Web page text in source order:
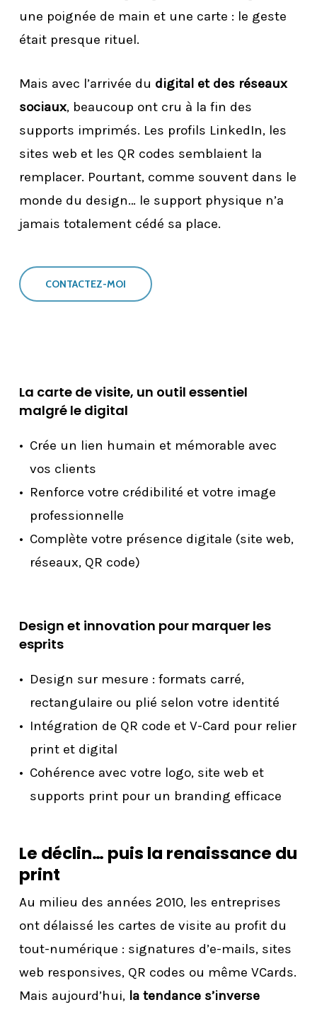
une poignée de main et une carte : le geste
était presque rituel.
Mais avec l’arrivée du digital et des réseaux
sociaux, beaucoup ont cru à la fin des
supports imprimés. Les profils LinkedIn, les
sites web et les QR codes semblaient la
remplacer. Pourtant, comme souvent dans le
monde du design… le support physique n’a
jamais totalement cédé sa place.
CONTACTEZ-MOI
La carte de visite, un outil essentiel
malgré le digital
Crée un lien humain et mémorable avec
vos clients
Renforce votre crédibilité et votre image
professionnelle
Complète votre présence digitale (site web,
réseaux, QR code)
Design et innovation pour marquer les
esprits
Design sur mesure : formats carré,
rectangulaire ou plié selon votre identité
Intégration de QR code et V-Card pour relier
print et digital
Cohérence avec votre logo, site web et
supports print pour un branding efficace
Le déclin… puis la renaissance du
print
Au milieu des années 2010, les entreprises
ont délaissé les cartes de visite au profit du
tout-numérique : signatures d’e-mails, sites
web responsives, QR codes ou même VCards.
Mais aujourd’hui, la tendance s’inverse